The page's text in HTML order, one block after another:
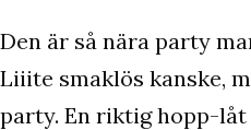
Den är så nära party
Liiite smaklös kanske,
party. En riktig hopp-låt